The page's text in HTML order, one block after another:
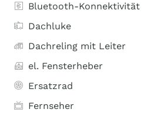
Bluetooth-Konnektivität
Dachluke
Dachreling mit Leiter
el. Fensterheber
Ersatzrad
Fernseher